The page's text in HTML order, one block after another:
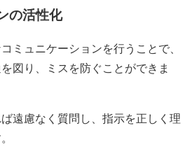
の活性化
ミュニケーションを行うことで、
図り、ミスを防ぐことができま
遠慮なく質問し、指示を正しく理